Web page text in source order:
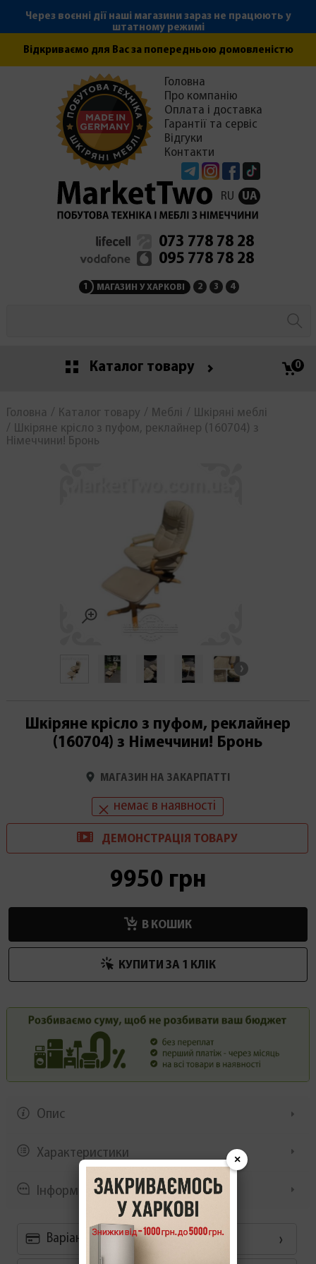
Через воєнні дії наші магазини зараз не працюють у
штатному режимі
Відкриваємо для Вас за попередньою домовленістю
TelegramInstagramFacebook
Головна
Про компанію
Оплата і доставка
Гарантії та сервіс
Відгуки
Контакти
RU UA
073 778 78 28
095 778 78 28
1 МАГАЗИН У ХАРКОВІ 2 МАГАЗИН НА
3 СЕРВІСНИЙ ЦЕНТР
4
Каталог товару 0
Головна Каталог товару Меблі
Шкіряні меблі
Шкіряне крісло з пуфом, реклайнер (160704) з
Німеччини! Бронь
Шкіряне крісло з пуфом, реклайнер
(160704) з Німеччини! Бронь
МАГАЗИН НА ЗАКАРПАТТІ
немає в наявності
ДЕМОНСТРАЦІЯ ТОВАРУ
9950 грн
В КОШИК
КУПИТИ ЗА 1 КЛIК
Опис
Характеристики
Інформація/демонстрація
Варіанти оплати
×